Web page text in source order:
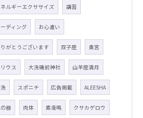
ルギーエクササイズ 講習
ーディング お心遣い
がとうございます 双子座 奥宮
ウス 大洗磯前神社 山羊座満月
スポニチ 広告掲載 ALEESHA
器 肉体 素戔嗚 クサカゲロウ